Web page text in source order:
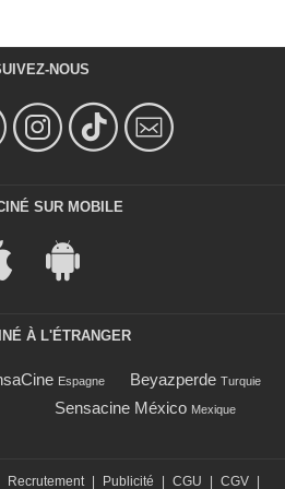
NOUS
SUR MOBILE
À L'ÉTRANGER
Espagne Beyazperde Turquie
Sensacine México Mexique
Recrutement Publicité CGU CGV